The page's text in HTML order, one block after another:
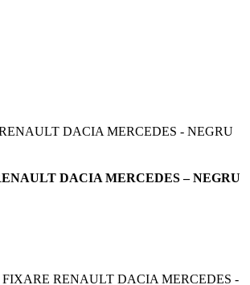
DACIA MERCEDES – NEGRU
FIXARE RENAULT DACIA MERCEDES -